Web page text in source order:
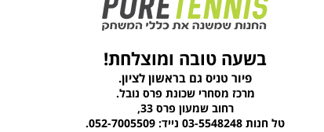
מוצרים נוספים מהקטגוריה
בשעה טובה ומוצלחת!
פיור טניס גם בראשון לציון.
מרכז מסחרי שכונת פרס נובל.
רחוב שמעון פרס 33,
טל חנות 03-5548248 נייד: 052-7005509.